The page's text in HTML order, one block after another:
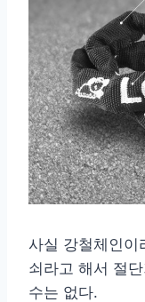
사실 강철체인이
쇠라고 해서 절
수는 없다.